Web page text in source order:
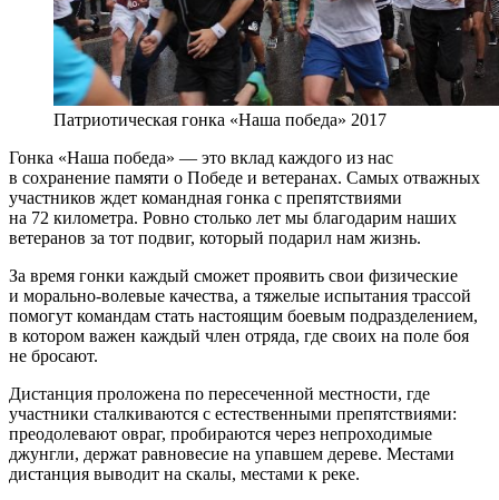
Патриотическая гонка «Наша победа» 2017
Гонка «Наша победа» — это вклад каждого из нас
в сохранение памяти о Победе и ветеранах. Самых отважных
участников ждет командная гонка с препятствиями
на 72 километра. Ровно столько лет мы благодарим наших
ветеранов за тот подвиг, который подарил нам жизнь.
За время гонки каждый сможет проявить свои физические
и морально-волевые качества, а тяжелые испытания трассой
помогут командам стать настоящим боевым подразделением,
в котором важен каждый член отряда, где своих на поле боя
не бросают.
Дистанция проложена по пересеченной местности, где
участники сталкиваются с естественными препятствиями:
преодолевают овраг, пробираются через непроходимые
джунгли, держат равновесие на упавшем дереве. Местами
дистанция выводит на скалы, местами к реке.